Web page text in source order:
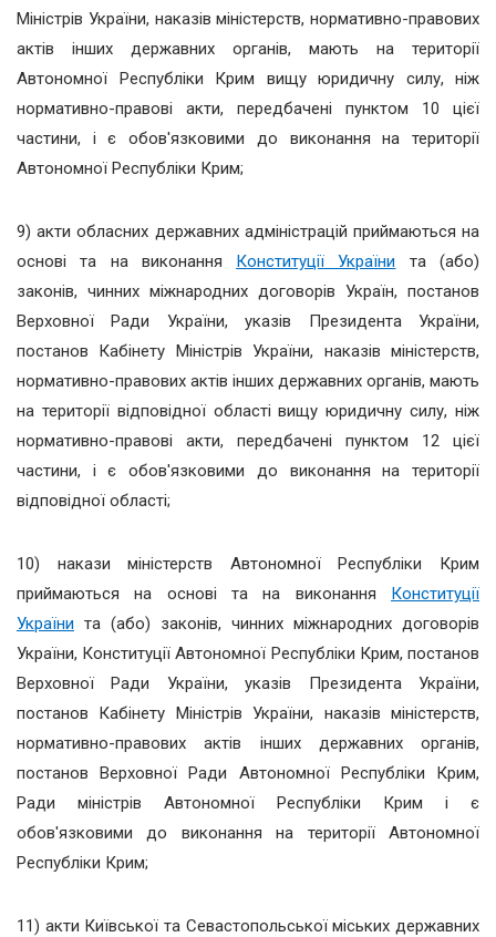
Міністрів України, наказів міністерств, нормативно-правових
актів інших державних органів, мають на території
Автономної Республіки Крим вищу юридичну силу, ніж
нормативно-правові акти, передбачені пунктом 10 цієї
частини, і є обов'язковими до виконання на території
Автономної Республіки Крим;
9) акти обласних державних адміністрацій приймаються на
основі та на виконання Конституції України та (або)
законів, чинних міжнародних договорів Україн, постанов
Верховної Ради України, указів Президента України,
постанов Кабінету Міністрів України, наказів міністерств,
нормативно-правових актів інших державних органів, мають
на території відповідної області вищу юридичну силу, ніж
нормативно-правові акти, передбачені пунктом 12 цієї
частини, і є обов'язковими до виконання на території
відповідної області;
10) накази міністерств Автономної Республіки Крим
приймаються на основі та на виконання Конституції
України та (або) законів, чинних міжнародних договорів
України, Конституції Автономної Республіки Крим, постанов
Верховної Ради України, указів Президента України,
постанов Кабінету Міністрів України, наказів міністерств,
нормативно-правових актів інших державних органів,
постанов Верховної Ради Автономної Республіки Крим,
Ради міністрів Автономної Республіки Крим і є
обов'язковими до виконання на території Автономної
Республіки Крим;
11) акти Київської та Севастопольської міських державних